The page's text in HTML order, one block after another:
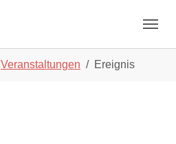
Veranstaltungen Ereignis